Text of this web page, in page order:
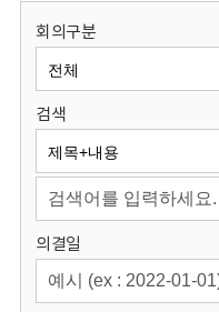
원
회
회의구분
검색
의결일